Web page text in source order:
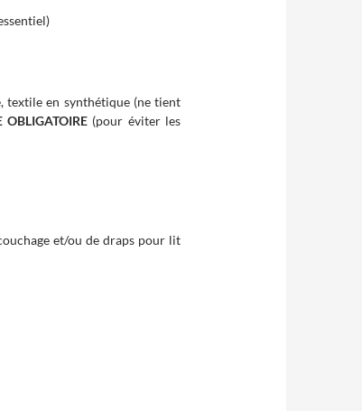
textile en synthétique (ne tient
OBLIGATOIRE (pour éviter les
et/ou de draps pour lit